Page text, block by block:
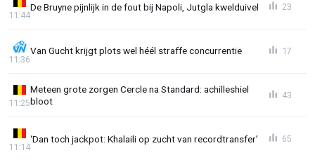
De Bruyne pijnlijk in de fout bij Napoli, Jutgla kwelduivel
11:44
23
Van Gucht krijgt plots wel héél straffe concurrentie
11:36
17
Meteen grote zorgen Cercle na Standard: achilleshiel
bloot
11:25
43
‘Dan toch jackpot: Khalaili op zucht van recordtransfer’
11:14
65